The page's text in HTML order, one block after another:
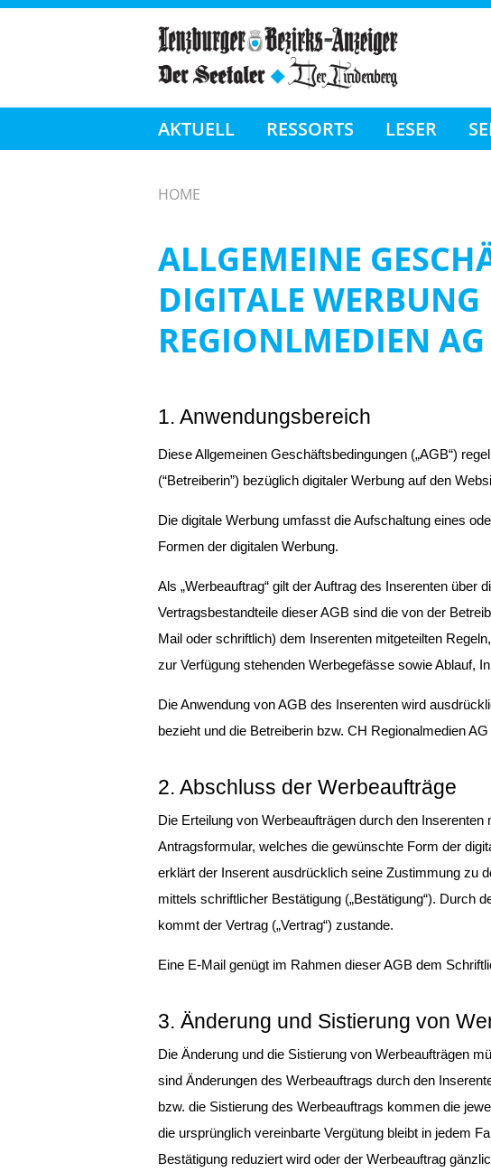
AKTUELL RESSORTS LESER
HOME
ALLGEMEINE
DIGITALE
REGIONLMEDIEN AG
1. Anwendungsbereich
Diese Allgemeinen Geschäftsbedingungen („AGB“)
(“Betreiberin”) bezüglich digitaler Werbung auf den
Die digitale Werbung umfasst die Aufschaltung eines
Formen der digitalen Werbung.
Als „Werbeauftrag“ gilt der Auftrag des Inserenten
Vertragsbestandteile dieser AGB sind die von der
Mail oder schriftlich) dem Inserenten mitgeteilten
zur Verfügung stehenden Werbegefässe sowie Ablauf,
Die Anwendung von AGB des Inserenten wird
bezieht und die Betreiberin bzw. CH Regionalmedien
2. Abschluss der Werbeaufträge
Die Erteilung von Werbeaufträgen durch den
Antragsformular, welches die gewünschte Form der
erklärt der Inserent ausdrücklich seine Zustimmung zu
mittels schriftlicher Bestätigung („Bestätigung“). Durch
kommt der Vertrag („Vertrag“) zustande.
Eine E-Mail genügt im Rahmen dieser AGB dem
3. Änderung und Sistierung von
Die Änderung und die Sistierung von Werbeaufträgen
sind Änderungen des Werbeauftrags durch den
bzw. die Sistierung des Werbeauftrags kommen die
die ursprünglich vereinbarte Vergütung bleibt in jedem
Bestätigung reduziert wird oder der Werbeauftrag